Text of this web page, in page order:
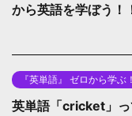
から英語を学ぼう！
『英単語』 ゼロから学ぶ
英単語「cricket」っ